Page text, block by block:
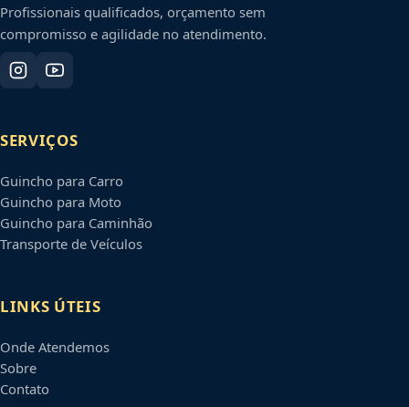
Profissionais qualificados, orçamento sem
compromisso e agilidade no atendimento.
SERVIÇOS
Guincho para Carro
Guincho para Moto
Guincho para Caminhão
Transporte de Veículos
LINKS ÚTEIS
Onde Atendemos
Sobre
Contato